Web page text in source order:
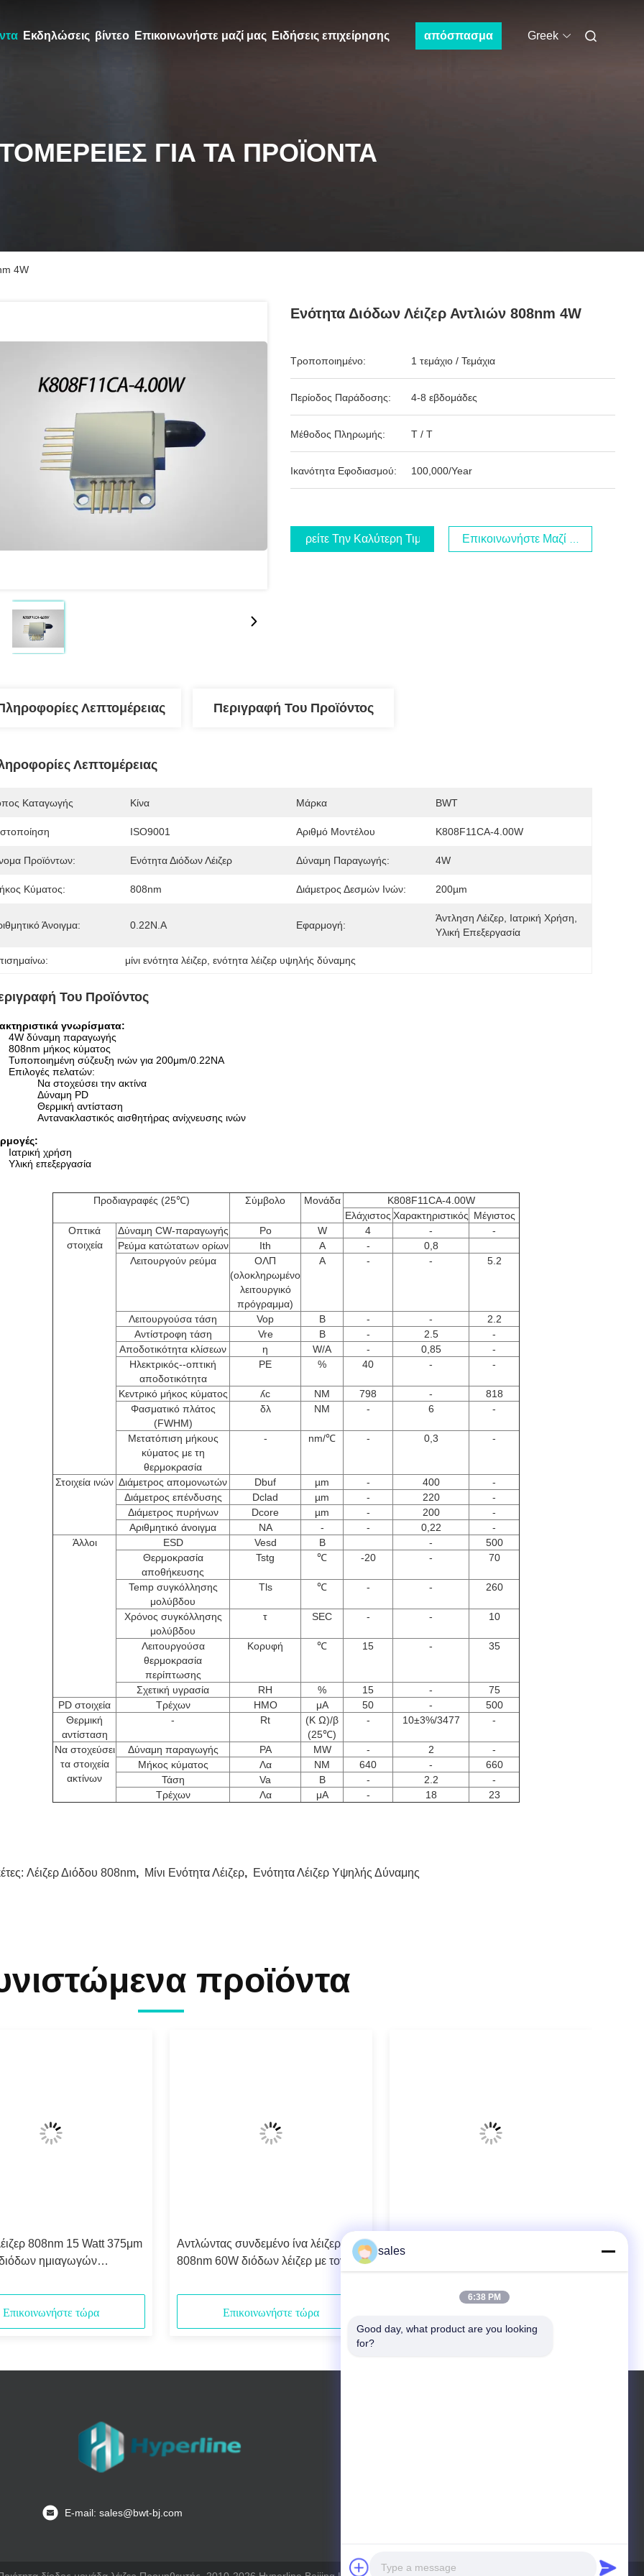
Εκδηλώσεις βίντεο Επικοινωνήστε μαζί μας Ειδήσεις επιχείρησης απόσπασμα Greek
ΓΙΑ ΤΑ ΠΡΟΪΌΝΤΑ
4W
Ενότητα Διόδων Λέιζερ Αντλιών 808nm 4W
Τροποποιημένο: 1 τεμάχιο / Τεμάχια
Περίοδος Παράδοσης: 4-8 εβδομάδες
Μέθοδος Πληρωμής: T / T
Ικανότητα Εφοδιασμού: 100,000/Year
Βρείτε Την Καλύτερη Τιμή Επικοινωνήστε Μαζί Μας
Λεπτομέρειας Περιγραφή Του Προϊόντος
Λεπτομέρειας
Καταγωγής Κίνα Μάρκα BWT
ISO9001 Αριθμό Μοντέλου K808F11CA-4.00W
Προϊόντων: Ενότητα Διόδων Λέιζερ Δύναμη Παραγωγής: 4W
Κύματος: 808nm Διάμετρος Δεσμών Ινών: 200µm
Άνοιγμα: 0.22N.A Εφαρμογή:
Άντληση Λέιζερ, Ιατρική Χρήση,
Υλική Επεξεργασία
μίνι ενότητα λέιζερ , ενότητα λέιζερ υψηλής δύναμης
Του Προϊόντος
γνωρίσματα:
4W δύναμη παραγωγής
808nm μήκος κύματος
Τυποποιημένη σύζευξη ινών για 200μm/0.22NA
Επιλογές πελατών:
Να στοχεύσει την ακτίνα
Δύναμη PD
Θερμική αντίσταση
Αντανακλαστικός αισθητήρας ανίχνευσης ινών
Ιατρική χρήση
Υλική επεξεργασία
Προδιαγραφές (25℃) Σύμβολο Μονάδα
K808F11CA-4.00W
Ελάχιστος Χαρακτηριστικός Μέγιστος
Οπτικά
στοιχεία
Δύναμη CW-παραγωγής Po W 4 -
-
Ρεύμα κατώτατων ορίων
Ith Α -
0,8
Λειτουργούν ρεύμα
ΟΛΠ
(ολοκληρωμένο
λειτουργικό
πρόγραμμα)
Α - - 5.2
Λειτουργούσα τάση Vop Β - -
2.2
Αντίστροφη τάση
Vre Β - 2.5
-
Αποδοτικότητα κλίσεων
η W/A - 0,85
-
Ηλεκτρικός--οπτική
αποδοτικότητα
PE % 40 - -
Κεντρικό μήκος κύματος ʎc NM 798 -
818
Φασματικό πλάτος
(FWHM)
δλ NM - 6 -
Μετατόπιση μήκους
κύματος με τη
θερμοκρασία
- nm/℃ - 0,3 -
Στοιχεία ινών Διάμετρος απομονωτών Dbuf µm - 400
-
Διάμετρος επένδυσης
Dclad µm - 220
-
Διάμετρος πυρήνων
Dcore µm - 200
-
Αριθμητικό άνοιγμα
NA - - 0,22
-
Άλλοι
ESD Vesd Β -
500
Θερμοκρασία
αποθήκευσης
Tstg ℃ -20 - 70
Temp συγκόλλησης
μολύβδου
Tls ℃ - - 260
Χρόνος συγκόλλησης
μολύβδου
τ SEC - - 10
Λειτουργούσα
θερμοκρασία
περίπτωσης
Κορυφή ℃ 15 - 35
Σχετική υγρασία RH % 15 -
75
PD στοιχεία
Τρέχων ΗΜΟ μA 50 -
500
Θερμική
αντίσταση
- Rt
(Κ Ω)/β
(25℃)
- 10±3%/3477 -
Να στοχεύσει
τα στοιχεία
ακτίνων
Δύναμη παραγωγής PA MW - 2
-
Μήκος κύματος
Λα NM 640 -
660
Τάση
Va Β - 2.2
-
Τρέχων
Λα μΑ - 18 23
Λέιζερ Διόδου 808nm, Μίνι Ενότητα Λέιζερ, Ενότητα Λέιζερ Υψηλής Δύναμης
προϊόντα
808nm 15 Watt 375μm
ημιαγωγών
Επικοινωνήστε τώρα
Αντλώντας συνδεμένο ίνα λέιζερ
808nm 60W διόδων λέιζερ με τον
Επικοινωνήστε τώρα
Ε-mail: sales@bwt-bj.com
sales
6:38 PM
Good day, what product are you looking
for?